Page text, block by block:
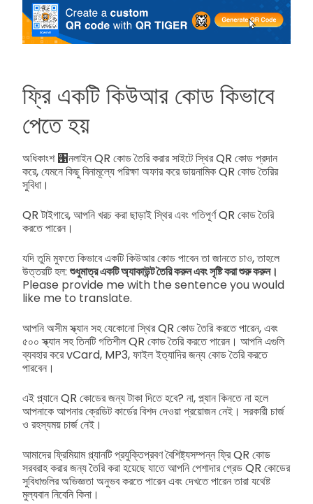
ফ্রি একটি কিউআর কোড কিভাবে
পেতে হয়
অধিকাংশ ঑নলাইন QR কোড তৈরি করার সাইটে স্থির QR কোড প্রদান
করে, যেমনে কিছু বিনামূল্যে পরিক্ষা অফার করে ডায়নামিক QR কোড তৈরির
সুবিধা।
QR টাইগারে, আপনি খরচ করা ছাড়াই স্থির এবং গতিপূর্ণ QR কোড তৈরি
করতে পারেন।
যদি তুমি মুফতে কিভাবে একটি কিউআর কোড পাবেন তা জানতে চাও, তাহলে
উত্তরটি হল:শুধুমাত্র একটি অ্যাকাউন্ট তৈরি করুন এবং সৃষ্টি করা শুরু করুন।
Please provide me with the sentence you would
like me to translate.
আপনি অসীম স্ক্যান সহ যেকোনো স্থির QR কোড তৈরি করতে পারেন, এবং
৫০০ স্ক্যান সহ তিনটি গতিশীল QR কোড তৈরি করতে পারেন। আপনি এগুলি
ব্যবহার করে vCard, MP3, ফাইল ইত্যাদির জন্য কোড তৈরি করতে
পারবেন।
এই প্ল্যানে QR কোডের জন্য টাকা দিতে হবে? না, প্ল্যান কিনতে না হলে
আপনাকে আপনার ক্রেডিট কার্ডের বিশদ দেওয়া প্রয়োজন নেই। সরকারী চার্জ
ও রহস্যময় চার্জ নেই।
আমাদের ফ্রিমিয়াম প্ল্যানটি প্রযুক্তিপ্রবণ বৈশিষ্ট্যসম্পন্ন ফ্রি QR কোড
সরবরাহ করার জন্য তৈরি করা হয়েছে যাতে আপনি পেশাদার গ্রেড QR কোডের
সুবিধাগুলির অভিজ্ঞতা অনুভব করতে পারেন এবং দেখতে পারেন তারা যথেষ্ট
মুল্যবান নিবেনি কিনা।